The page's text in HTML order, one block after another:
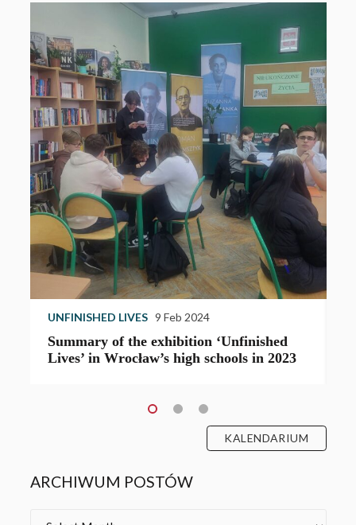
UNFINISHED LIVES 9 Feb 2024
Summary of the exhibition ‘Unfinished
Lives’ in Wrocław’s high schools in 2023
KALENDARIUM
ARCHIWUM POSTÓW